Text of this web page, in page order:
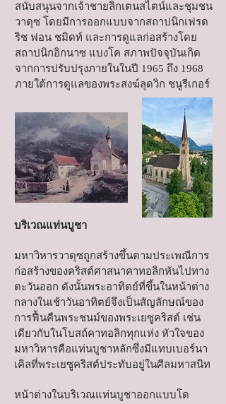
สนับสนุนจากเจ้าชายลิกเตนสไตน์และชุมชน
วาดุซ โดยมีการออกแบบจากสถาปนิกเฟรด
ริช ฟอน ชมิดท์ และการดูแลก่อสร้างโดย
สถาปนิกอิกนาซ แบงโค สภาพปัจจุบันเกิด
จากการปรับปรุงภายในในปี 1965 ถึง 1968
ภายใต้การดูแลของพระสงฆ์ลุดวิก ชนูรีเกอร์
บริเวณแท่นบูชา
มหาวิหารวาดุซถูกสร้างขึ้นตามประเพณีการ
ก่อสร้างของคริสต์ศาสนาคาทอลิกหันไปทาง
ตะวันออก ดังนั้นพระอาทิตย์ที่ขึ้นในหน้าต่าง
กลางในเช้าวันอาทิตย์จึงเป็นสัญลักษณ์ของ
การฟื้นคืนพระชนม์ของพระเยซูคริสต์ เช่น
เดียวกับในโบสถ์คาทอลิกทุกแห่ง หัวใจของ
มหาวิหารคือแท่นบูชาหลักซึ่งมีแทบเบอร์นา
เคิลที่พระเยซูคริสต์ประทับอยู่ในศีลมหาสนิท
หน้าต่างในบริเวณแท่นบูชาออกแบบโด